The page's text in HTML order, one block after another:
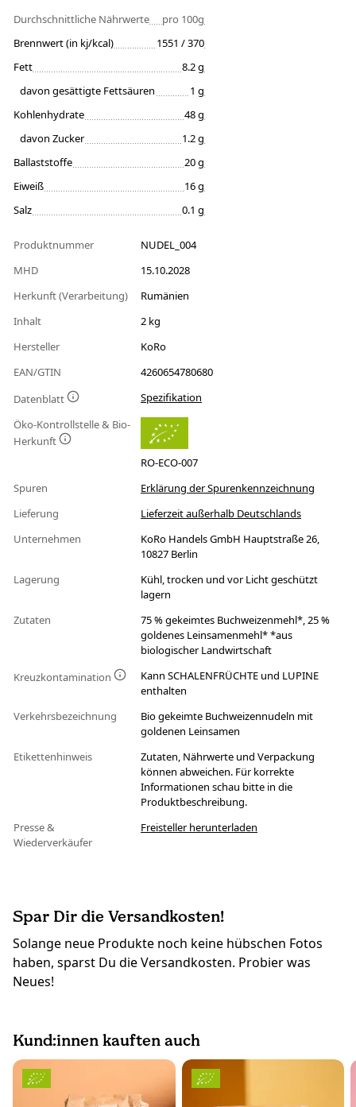
Durchschnittliche Nährwerte
pro 100g
Brennwert (in kj/kcal)
1551 / 370
Fett
8.2 g
davon gesättigte Fettsäuren
1 g
Kohlenhydrate
48 g
davon Zucker
1.2 g
Ballaststoffe
20 g
Eiweiß
16 g
Salz
0.1 g
Produktnummer
NUDEL_004
MHD
15.10.2028
Herkunft (Verarbeitung)
Rumänien
Inhalt
2 kg
Hersteller
KoRo
EAN/GTIN
4260654780680
Datenblatt
Spezifikation
Öko-Kontrollstelle & Bio-
Herkunft
RO-ECO-007
Spuren
Erklärung der Spurenkennzeichnung
Lieferung
Lieferzeit außerhalb Deutschlands
Unternehmen
KoRo Handels GmbH Hauptstraße 26,
10827 Berlin
Lagerung
Kühl, trocken und vor Licht geschützt
lagern
Zutaten
75 % gekeimtes Buchweizenmehl*, 25 %
goldenes Leinsamenmehl* *aus
biologischer Landwirtschaft
Kreuzkontamination
Kann SCHALENFRÜCHTE und LUPINE
enthalten
Verkehrsbezeichnung
Bio gekeimte Buchweizennudeln mit
goldenen Leinsamen
Etikettenhinweis
Zutaten, Nährwerte und Verpackung
können abweichen. Für korrekte
Informationen schau bitte in die
Produktbeschreibung.
Presse &
Wiederverkäufer
Freisteller herunterladen
Spar Dir die Versandkosten!
Solange neue Produkte noch keine hübschen Fotos
haben, sparst Du die Versandkosten. Probier was
Neues!
Kund:innen kauften auch